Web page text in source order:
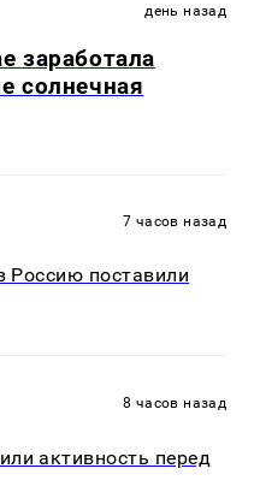
день назад
заработала
солнечная
7 часов назад
Россию поставили
8 часов назад
активность перед